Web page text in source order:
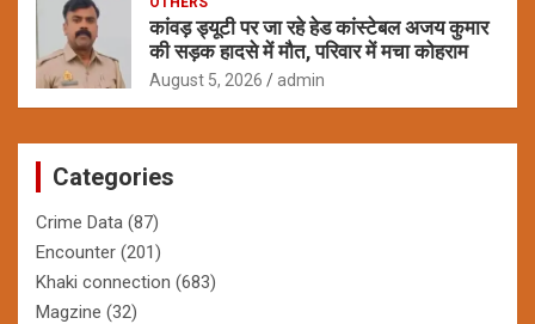
कांवड़ ड्यूटी पर जा रहे हेड कांस्टेबल अजय कुमार
की सड़क हादसे में मौत, परिवार में मचा कोहराम
August 5, 2026 admin
Categories
Crime Data (87)
Encounter (201)
Khaki connection (683)
Magzine (32)